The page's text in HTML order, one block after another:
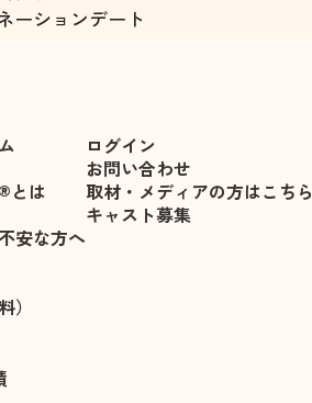
した
の優しさが心に刺さりました！
ーションデート
とは
安な方へ
）
ログイン
お問い合わせ
取材・メディアの方はこちら
キャスト募集